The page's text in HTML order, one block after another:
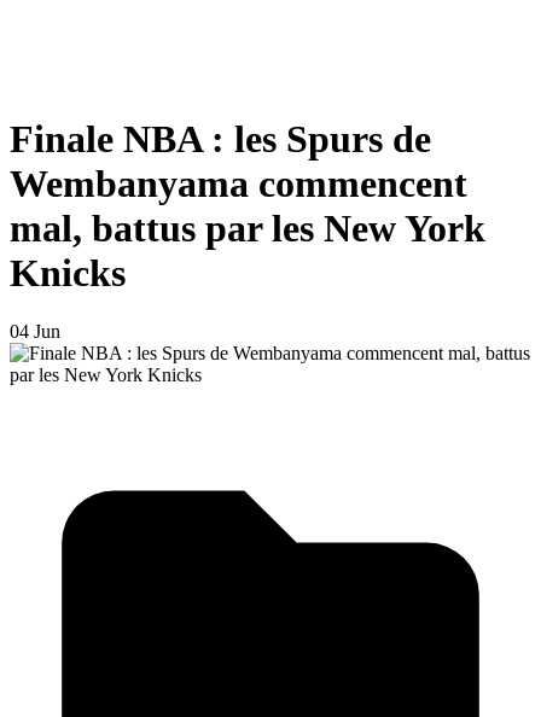
Finale NBA : les Spurs de
Wembanyama commencent
mal, battus par les New York
Knicks
04 Jun